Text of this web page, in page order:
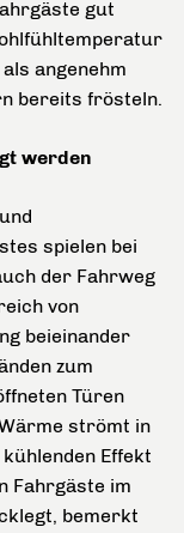
gut
angenehm
bereits frösteln.
werden
spielen bei
der Fahrweg
von
beieinander
zum
Türen
strömt in
Effekt
Fahrgäste im
bemerkt